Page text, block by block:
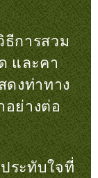
การสวม
และคา
ดงท่าทาง
อย่างต่อ
ระทับใจที่